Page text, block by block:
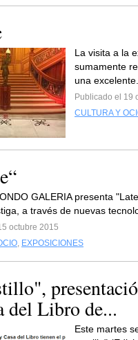
La visita a la
sumamente
una
Publicado el 19
CULTURA Y
GALERIA presenta
a través de nuevas
octubre 2015
, EXPOSICIONES
del Libro de...
Este martes